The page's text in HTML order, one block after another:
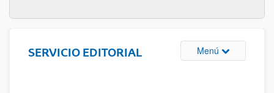
SERVICIO EDITORIAL Menú Abrir/cerrar